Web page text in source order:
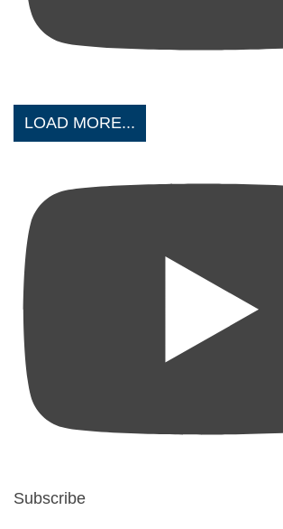
LOAD MORE...
Subscribe